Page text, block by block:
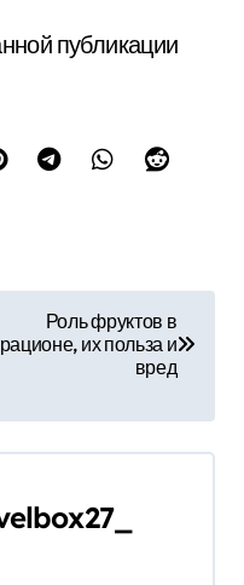
публикации
Роль фруктов в
рационе, их польза и
вред